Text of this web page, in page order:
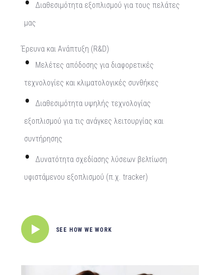
Διαθεσιμότητα εξοπλισμού για τους πελάτες
μας
Έρευνα και Ανάπτυξη (R&D)
Μελέτες απόδοσης για διαφορετικές
τεχνολογίες και κλιματολογικές συνθήκες
Διαθεσιμότητα υψηλής τεχνολογίας
εξοπλισμού για τις ανάγκες λειτουργίας και
συντήρησης
Δυνατότητα σχεδίασης λύσεων βελτίωση
υφιστάμενου εξοπλισμού (π.χ. tracker)
SEE HOW WE WORK